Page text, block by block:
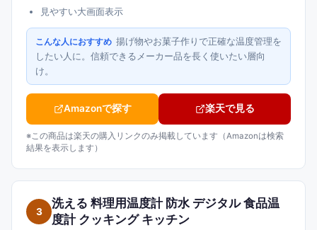
見やすい大画面表示
こんな人におすすめ 揚げ物やお菓子作りで正確な温度管理を
したい人に。信頼できるメーカー品を長く使いたい層向
け。
Amazonで探す 楽天で見る
※この商品は楽天の購入リンクのみ掲載しています（Amazonは検索
結果を表示します）
3
洗える 料理用温度計 防水 デジタル 食品温
度計 クッキング キッチン